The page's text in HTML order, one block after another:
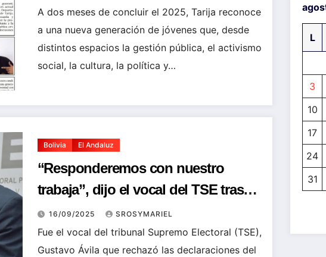
INSPIRA CAMBIO
A dos meses de concluir el 2025, Tarija reconoce
a una nueva generación de jóvenes que, desde
distintos espacios la gestión pública, el activismo
social, la cultura, la política y…
Bolivia El Andaluz
“Responderemos con nuestro
trabaja”, dijo el vocal del TSE tras
declaraciones de Lara sobre
supuesto fraude en el balotaje
16/09/2025 SROSYMARIEL
Fue el vocal del tribunal Supremo Electoral (TSE),
Gustavo Ávila que rechazó las declaraciones del
L
3
10
17
24
31